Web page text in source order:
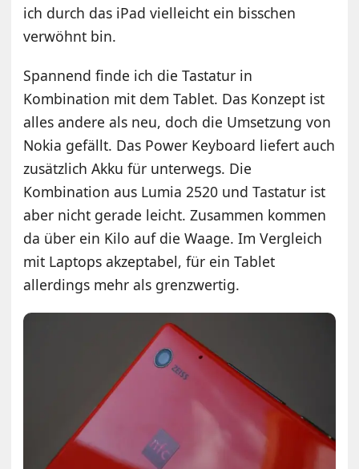
ich durch das iPad vielleicht ein bisschen
verwöhnt bin.
Spannend finde ich die Tastatur in
Kombination mit dem Tablet. Das Konzept ist
alles andere als neu, doch die Umsetzung von
Nokia gefällt. Das Power Keyboard liefert auch
zusätzlich Akku für unterwegs. Die
Kombination aus Lumia 2520 und Tastatur ist
aber nicht gerade leicht. Zusammen kommen
da über ein Kilo auf die Waage. Im Vergleich
mit Laptops akzeptabel, für ein Tablet
allerdings mehr als grenzwertig.